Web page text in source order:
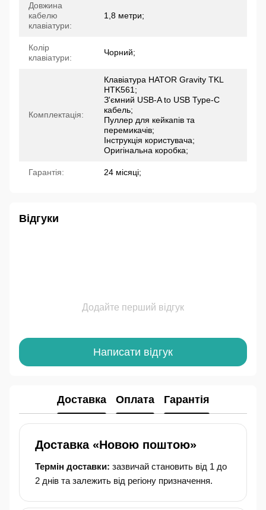
Довжина
кабелю
клавіатури:
1,8 метри;
Колір
клавіатури:
Чорний;
Комплектація:
Клавіатура HATOR Gravity TKL
HTK561;
З'ємний USB-A to USB Type-C
кабель;
Пуллер для кейкапів та
перемикачів;
Інструкція користувача;
Оригінальна коробка;
Гарантія: 24 місяці;
Відгуки
Додайте перший відгук
Написати відгук
Доставка Оплата Гарантія
Доставка «Новою поштою»
Термін доставки: зазвичай становить від 1 до
2 днів та залежить від регіону призначення.